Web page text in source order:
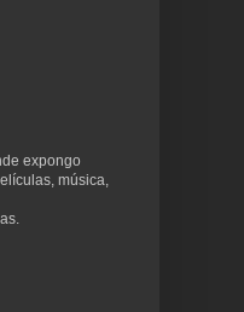
expongo
música,